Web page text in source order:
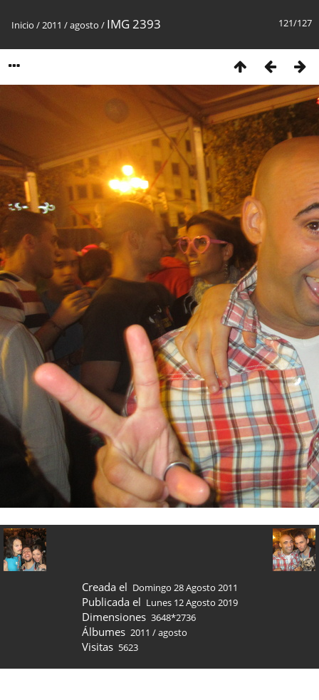
121/127
Inicio /2011 /agosto / IMG 2393
Creada el Domingo 28 Agosto 2011
Publicada el Lunes 12 Agosto 2019
Dimensiones 3648*2736
Álbumes 2011 /agosto
Visitas 5623